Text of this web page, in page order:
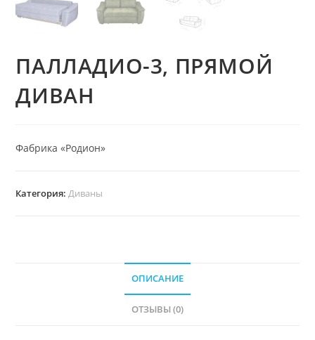
ПАЛЛАДИО-3, ПРЯМОЙ
ДИВАН
Фабрика «Родион»
Категория:Диваны
ОПИСАНИЕ
ОТЗЫВЫ (0)